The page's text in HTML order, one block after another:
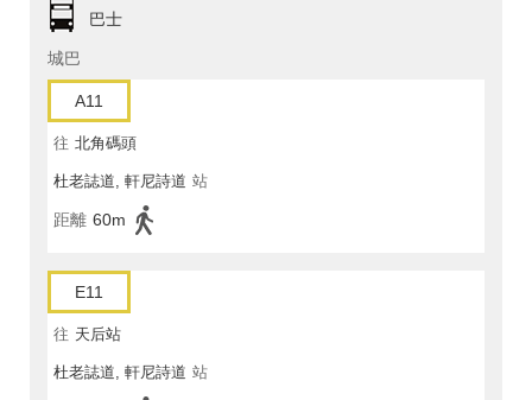
巴士
城巴
A11
往 北角碼頭
杜老誌道, 軒尼詩道 站
距離 60m
E11
往 天后站
杜老誌道, 軒尼詩道 站